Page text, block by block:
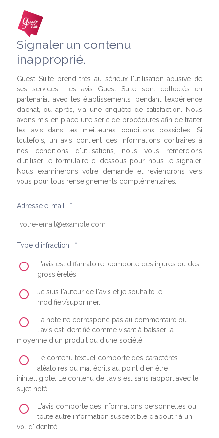
Signaler un contenu
inapproprié.
Guest Suite prend très au sérieux l'utilisation abusive de
ses services. Les avis Guest Suite sont collectés en
partenariat avec les établissements, pendant l’expérience
d’achat, ou après, via une enquête de satisfaction. Nous
avons mis en place une série de procédures afin de traiter
les avis dans les meilleures conditions possibles. Si
toutefois, un avis contient des informations contraires à
nos conditions d'utilisations, nous vous remercions
d'utiliser le formulaire ci-dessous pour nous le signaler.
Nous examinerons votre demande et reviendrons vers
vous pour tous renseignements complémentaires.
Adresse e-mail : *
Type d'infraction : *
L'avis est diffamatoire, comporte des injures ou des
grossièretés.
Je suis l'auteur de l'avis et je souhaite le
modifier/supprimer.
La note ne correspond pas au commentaire ou
l'avis est identifié comme visant à baisser la
moyenne d'un produit ou d'une société.
Le contenu textuel comporte des caractères
aléatoires ou mal écrits au point d'en être
inintelligible. Le contenu de l'avis est sans rapport avec le
sujet noté.
L'avis comporte des informations personnelles ou
toute autre information susceptible d'aboutir à un
vol d'identité.